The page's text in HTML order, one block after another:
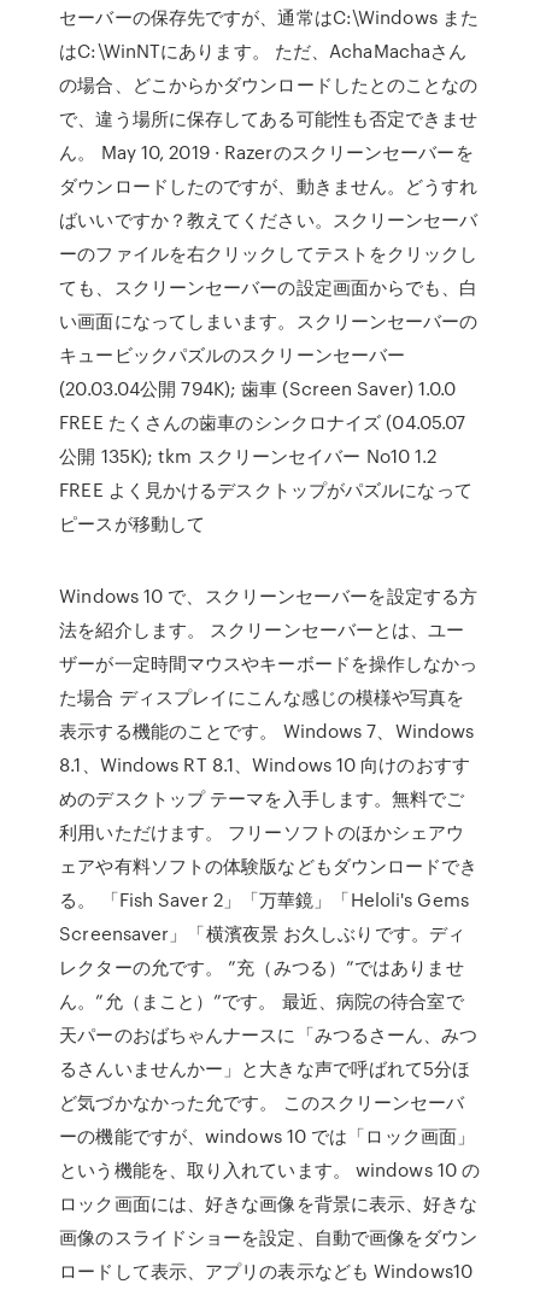
セーバーの保存先ですが、通常はC:\Windows また
はC:\WinNTにあります。 ただ、AchaMachaさん
の場合、どこからかダウンロードしたとのことなの
で、違う場所に保存してある可能性も否定できませ
ん。 May 10, 2019 · Razerのスクリーンセーバーを
ダウンロードしたのですが、動きません。どうすれ
ばいいですか？教えてください。スクリーンセーバ
ーのファイルを右クリックしてテストをクリックし
ても、スクリーンセーバーの設定画面からでも、白
い画面になってしまいます。スクリーンセーバーの
キュービックパズルのスクリーンセーバー
(20.03.04公開 794K); 歯車 (Screen Saver) 1.0.0
FREE たくさんの歯車のシンクロナイズ (04.05.07
公開 135K); tkm スクリーンセイバー No10 1.2
FREE よく見かけるデスクトップがパズルになって
ピースが移動して
Windows 10 で、スクリーンセーバーを設定する方
法を紹介します。 スクリーンセーバーとは、ユー
ザーが一定時間マウスやキーボードを操作しなかっ
た場合 ディスプレイにこんな感じの模様や写真を
表示する機能のことです。 Windows 7、Windows
8.1、Windows RT 8.1、Windows 10 向けのおすす
めのデスクトップ テーマを入手します。無料でご
利用いただけます。 フリーソフトのほかシェアウ
ェアや有料ソフトの体験版などもダウンロードでき
る。 「Fish Saver 2」「万華鏡」「Heloli's Gems
Screensaver」「横濱夜景 お久しぶりです。ディ
レクターの允です。 ”充（みつる）”ではありませ
ん。”允（まこと）”です。 最近、病院の待合室で
天パーのおばちゃんナースに「みつるさーん、みつ
るさんいませんかー」と大きな声で呼ばれて5分ほ
ど気づかなかった允です。 このスクリーンセーバ
ーの機能ですが、windows 10 では「ロック画面」
という機能を、取り入れています。 windows 10 の
ロック画面には、好きな画像を背景に表示、好きな
画像のスライドショーを設定、自動で画像をダウン
ロードして表示、アプリの表示なども Windows10